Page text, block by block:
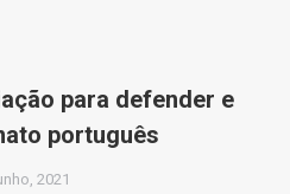
para defender e
português
2021